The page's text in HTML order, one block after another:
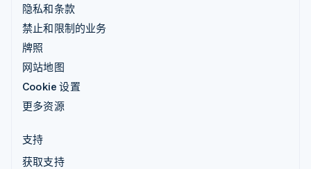
隐私和条款
禁止和限制的业务
牌照
网站地图
Cookie 设置
更多资源
支持
获取支持